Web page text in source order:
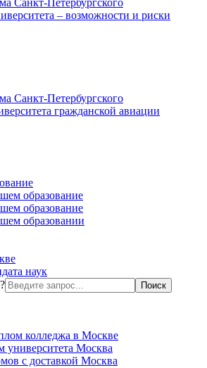
– возможности и риски
Санкт-Петербургского
гражданской авиации
образование
образование
образовании
наук
колледжа в Москве
университета Москва
с доставкой Москва